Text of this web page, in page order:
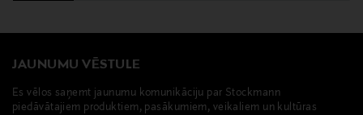
JAUNUMU VĒSTULE
Es vēlos saņemt jaunumu komunikāciju par Stockmann
piedāvātajiem produktiem, pasākumiem, veikaliem un kultūras